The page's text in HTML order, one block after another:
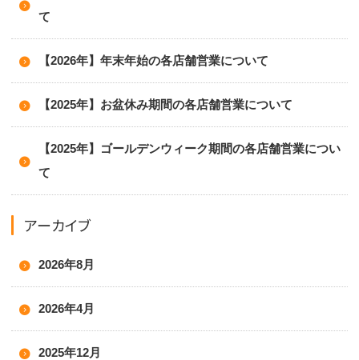
て
【2026年】年末年始の各店舗営業について
【2025年】お盆休み期間の各店舗営業について
【2025年】ゴールデンウィーク期間の各店舗営業につい
て
アーカイブ
2026年8月
2026年4月
2025年12月